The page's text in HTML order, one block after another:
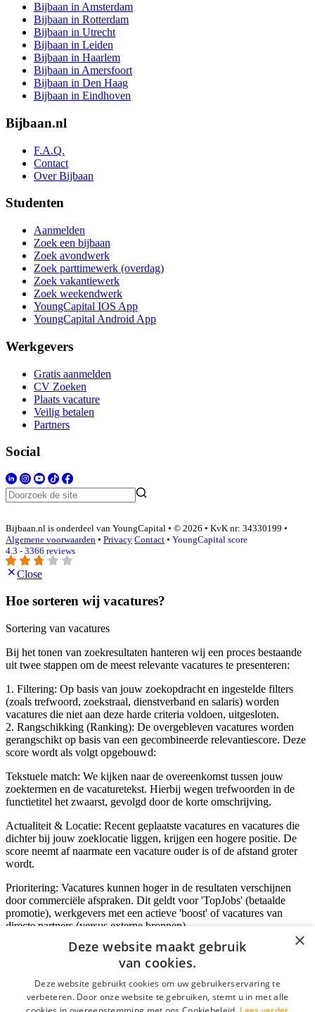
Bijbaan in Amsterdam
Bijbaan in Rotterdam
Bijbaan in Utrecht
Bijbaan in Leiden
Bijbaan in Haarlem
Bijbaan in Amersfoort
Bijbaan in Den Haag
Bijbaan in Eindhoven
Bijbaan.nl
F.A.Q.
Contact
Over Bijbaan
Studenten
Aanmelden
Zoek een bijbaan
Zoek avondwerk
Zoek parttimewerk (overdag)
Zoek vakantiewerk
Zoek weekendwerk
YoungCapital IOS App
YoungCapital Android App
Werkgevers
Gratis aanmelden
CV Zoeken
Plaats vacature
Veilig betalen
Partners
Social
Bijbaan.nl is onderdeel van YoungCapital • © 2026 • KvK nr: 34330199 •
Algemene voorwaarden • Privacy Contact • YoungCapital score
4.3 - 3366 reviews
Close
Hoe sorteren wij vacatures?
Sortering van vacatures
Bij het tonen van zoekresultaten hanteren wij een proces bestaande
uit twee stappen om de meest relevante vacatures te presenteren:
1. Filtering: Op basis van jouw zoekopdracht en ingestelde filters
(zoals trefwoord, zoekstraal, dienstverband en salaris) worden
vacatures die niet aan deze harde criteria voldoen, uitgesloten.
2. Rangschikking (Ranking): De overgebleven vacatures worden
gerangschikt op basis van een gecombineerde relevantiescore. Deze
score wordt als volgt opgebouwd:
Tekstuele match: We kijken naar de overeenkomst tussen jouw
zoektermen en de vacaturetekst. Hierbij wegen trefwoorden in de
functietitel het zwaarst, gevolgd door de korte omschrijving.
Actualiteit & Locatie: Recent geplaatste vacatures en vacatures die
dichter bij jouw zoeklocatie liggen, krijgen een hogere positie. De
score neemt af naarmate een vacature ouder is of de afstand groter
wordt.
Prioritering: Vacatures kunnen hoger in de resultaten verschijnen
door commerciële afspraken. Dit geldt voor 'TopJobs' (betaalde
promotie), werkgevers met een actieve 'boost' of vacatures van
directe partners (versus externe bronnen).
Inloggen als bedrijf
*
×
Deze website maakt gebruik
van cookies.
Deze website gebruikt cookies om uw gebruikerservaring te
verbeteren. Door onze website te gebruiken, stemt u in met alle